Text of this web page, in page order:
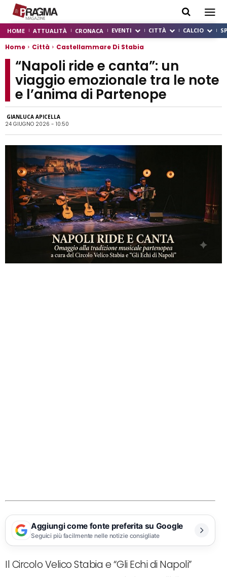
HOME ATTUALITÀ CRONACA EVENTI CITTÀ CALCIO
Home Città Castellammare Di Stabia
“Napoli ride e canta”: un
viaggio emozionale tra le note
e l’anima di Partenope
GIANLUCA APICELLA
24 GIUGNO 2026 - 10:50
Aggiungi come fonte preferita su Google
Seguici più facilmente nelle notizie consigliate
Il Circolo Velico Stabia e “Gli Echi di Napoli”